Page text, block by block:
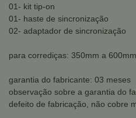
01- kit tip-on
01- haste de sincronização
02- adaptador de sincronização
para corrediças: 350mm a 600mm
garantia do fabricante: 03 meses
observação sobre a garantia do
defeito de fabricação, não cobre